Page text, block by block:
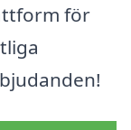
för